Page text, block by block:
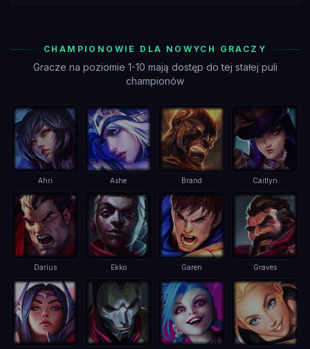
CHAMPIONOWIE DLA NOWYCH GRACZY
Gracze na poziomie 1-10 mają dostęp do tej stałej puli
championów
Ahri Ashe Brand Caitlyn
Darius Ekko Garen Graves